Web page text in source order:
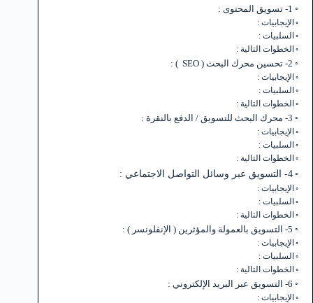
1- تسويق المحتوى :
الإيجابيات :
السلبيات :
الخطوات التالية :
2- تحسين محرك البحث ( SEO ) :
الإيجابيات :
السلبيات :
الخطوات التالية :
3- محرك البحث للتسويق / الدفع بالنقرة :
الإيجابيات :
السلبيات :
الخطوات التالية :
4- التسويق عبر وسائل التواصل الاجتماعي :
الإيجابيات :
السلبيات :
الخطوات التالية :
5- التسويق بالعمولة والمؤثرين ( الإنفلونسر ) :
الإيجابيات :
السلبيات :
الخطوات التالية :
6- التسويق عبر البريد الإلكتروني :
الإيجابيات :